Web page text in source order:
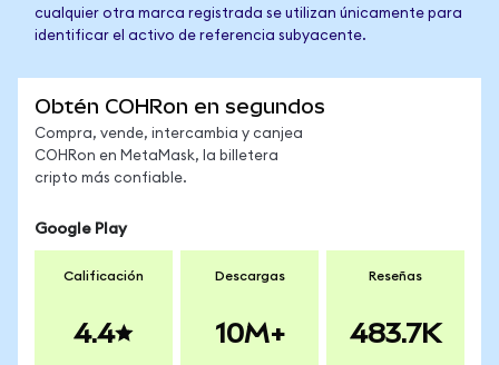
cualquier otra marca registrada se utilizan únicamente para
identificar el activo de referencia subyacente.
Obtén COHRon en segundos
Compra, vende, intercambia y canjea
COHRon en MetaMask, la billetera
cripto más confiable.
Google Play
Calificación
4.4
Descargas
10M+
Reseñas
483.7K